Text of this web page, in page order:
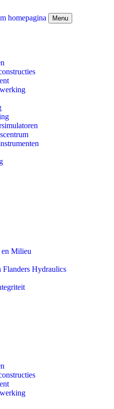
Menu
Milieu
Flanders Hydraulics